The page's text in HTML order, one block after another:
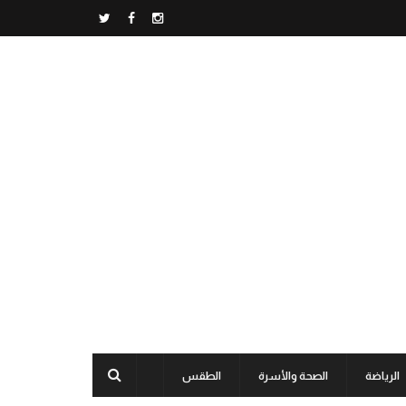
الرياضة الصحة والأسرة الطقس